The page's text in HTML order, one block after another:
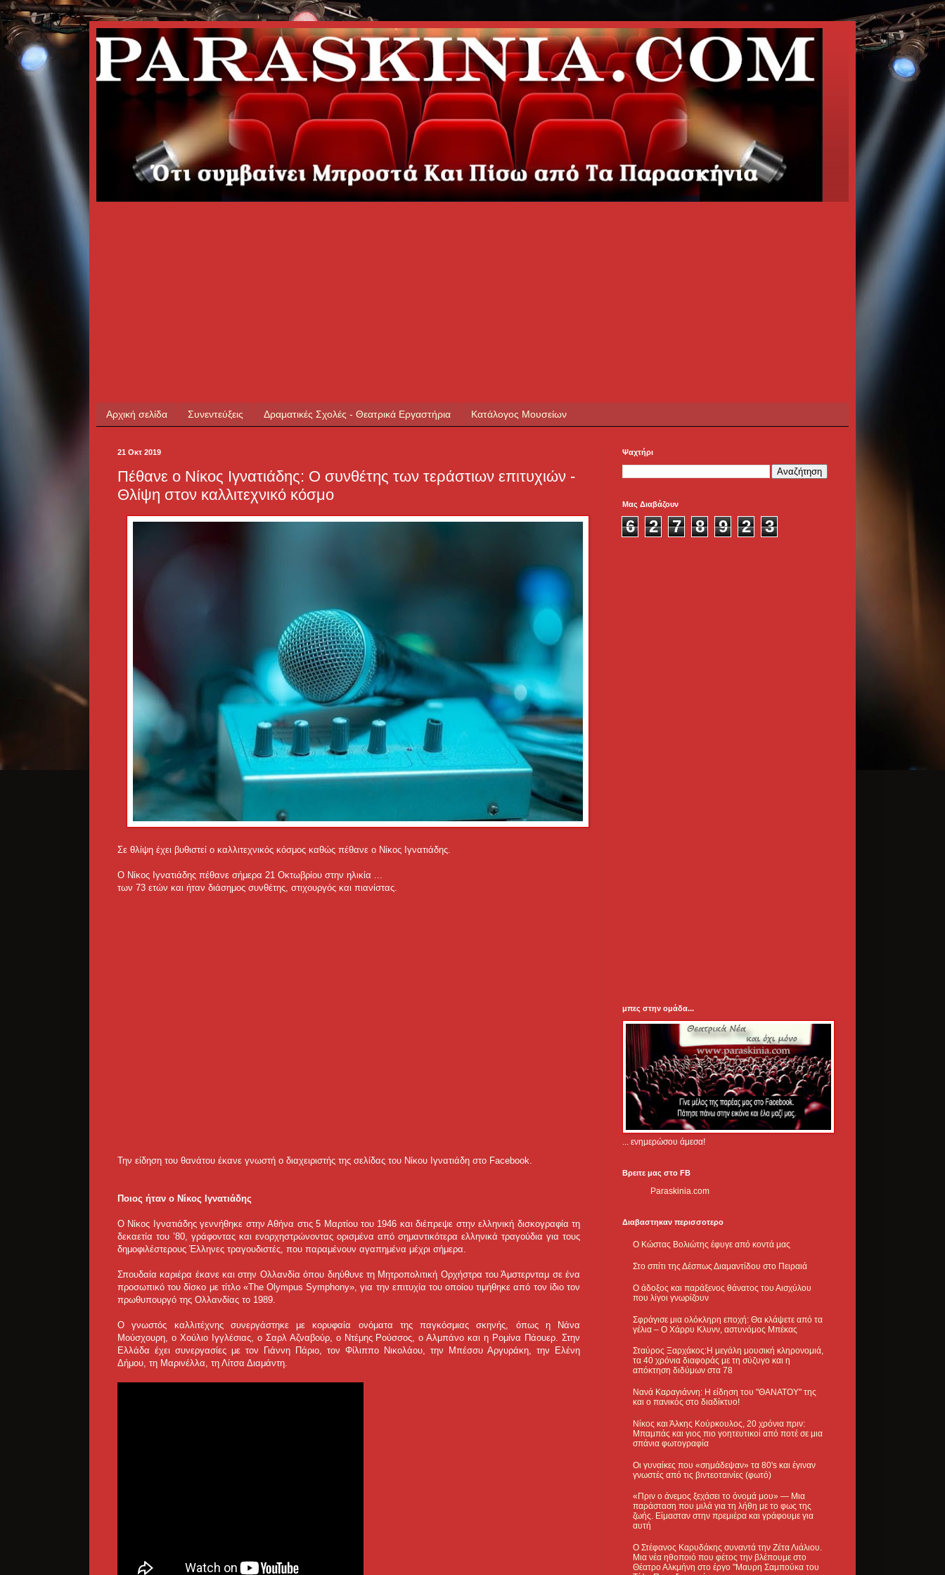
Αρχική σελίδα Συνεντεύξεις Δραματικές Σχολές - Θεατρικά Εργαστήρια Κατάλογος Μουσείων
21 Οκτ 2019
Πέθανε ο Νίκος Ιγνατιάδης: Ο συνθέτης των τεράστιων επιτυχιών -
Θλίψη στον καλλιτεχνικό κόσμο
Σε θλίψη έχει βυθιστεί ο καλλιτεχνικός κόσμος καθώς πέθανε ο Νίκος Ιγνατιάδης.
Ο Νίκος Ιγνατιάδης πέθανε σήμερα 21 Οκτωβρίου στην ηλικία ...
των 73 ετών και ήταν διάσημος συνθέτης, στιχουργός και πιανίστας.
Την είδηση του θανάτου έκανε γνωστή ο διαχειριστής της σελίδας του Νίκου Ιγνατιάδη στο Facebook.
Ποιος ήταν ο Νίκος Ιγνατιάδης
Ο Νίκος Ιγνατιάδης γεννήθηκε στην Αθήνα στις 5 Μαρτίου του 1946 και διέπρεψε στην ελληνική δισκογραφία τη
δεκαετία του ’80, γράφοντας και ενορχηστρώνοντας ορισμένα από σημαντικότερα ελληνικά τραγούδια για τους
δημοφιλέστερους Έλληνες τραγουδιστές, που παραμένουν αγαπημένα μέχρι σήμερα.
Σπουδαία καριέρα έκανε και στην Ολλανδία όπου διηύθυνε τη Μητροπολιτική Ορχήστρα του Άμστερνταμ σε ένα
προσωπικό του δίσκο με τίτλο «The Olympus Symphony», για την επιτυχία του οποίου τιμήθηκε από τον ίδιο τον
πρωθυπουργό της Ολλανδίας το 1989.
O γνωστός καλλιτέχνης συνεργάστηκε με κορυφαία ονόματα της παγκόσμιας σκηνής, όπως η Νάνα
Μούσχουρη, ο Χούλιο Ιγγλέσιας, ο Σαρλ Αζναβούρ, ο Ντέμης Ρούσσος, ο Αλμπάνο και η Ρομίνα Πάουερ. Στην
Ελλάδα έχει συνεργασίες με τον Γιάννη Πάριο, τον Φίλιππο Νικολάου, την Μπέσσυ Αργυράκη, την Ελένη
Δήμου, τη Μαρινέλλα, τη Λίτσα Διαμάντη.
Ψαχτήρι
Μας Διαβάζουν
6 2 7 8 9 2 3
μπες στην ομάδα...
... ενημερώσου άμεσα!
Βρειτε μας στο FB
Paraskinia.com
Διαβαστηκαν περισσοτερο
Ο Κώστας Βολιώτης έφυγε από κοντά μας
Στο σπίτι της Δέσπως Διαμαντίδου στο Πειραιά
Ο άδοξος και παράξενος θάνατος του Αισχύλου
που λίγοι γνωρίζουν
Σφράγισε μια ολόκληρη εποχή: Θα κλάψετε από τα
γέλια – Ο Χάρρυ Κλυνν, αστυνόμος Μπέκας
Σταύρος Ξαρχάκος:Η μεγάλη μουσική κληρονομιά,
τα 40 χρόνια διαφοράς με τη σύζυγο και η
απόκτηση διδύμων στα 78
Νανά Καραγιάννη: Η είδηση του "ΘΑΝΑΤΟΥ" της
και ο πανικός στο διαδίκτυο!
Νίκος και Άλκης Κούρκουλος, 20 χρόνια πριν:
Μπαμπάς και γιος πιο γοητευτικοί από ποτέ σε μια
σπάνια φωτογραφία
Οι γυναίκες που «σημάδεψαν» τα 80's και έγιναν
γνωστές από τις βιντεοταινίες (φωτό)
«Πριν ο άνεμος ξεχάσει το όνομά μου» — Μια
παράσταση που μιλά για τη λήθη με το φως της
ζωής. Είμασταν στην πρεμιέρα και γράφουμε για
αυτή
Ο Στέφανος Καρυδάκης συναντά την Ζέτα Λιάλιου.
Μια νέα ηθοποιό που φέτος την βλέπουμε στο
Θέατρο Αλκμήνη στο έργο "Μαυρη Σαμπούκα του